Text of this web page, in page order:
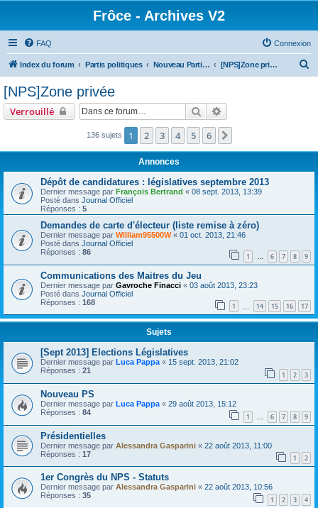
Frôce - Archives V2
FAQ Connexion
Index du forum Partis politiques Nouveau Parti Socialiste [NPS]Zone privée
r
[NPS]Zone privée
Verrouillé Rechercher
136 sujets 1 2 3 4 5 6
Annonces
Dépôt de candidatures : législatives septembre 2013
Dernier message par François Bertrand « 08 sept. 2013, 13:39
Posté dans Journal Officiel
Réponses : 5
Demandes de carte d'électeur (liste remise à zéro)
Dernier message par William95500W« 01 oct. 2013, 21:46
Posté dans Journal Officiel
Réponses : 86 1 … 6 7 8 9
Communications des Maitres du Jeu
Dernier message par Gavroche Finacci « 03 août 2013, 23:23
Posté dans Journal Officiel
Réponses : 168 1 14 15 16 17
Sujets
[Sept 2013] Elections Législatives
Dernier message par Luca Pappa « 15 sept. 2013, 21:02
Réponses : 21 1 2 3
Nouveau PS
Dernier message par Luca Pappa « 29 août 2013, 15:12
Réponses : 84 1 … 6 7 8 9
Présidentielles
Dernier message par Alessandra Gasparini « 22 août 2013, 11:00
Réponses : 17 1 2
1er Congrès du NPS - Statuts
Dernier message par Alessandra Gasparini « 22 août 2013, 10:56
Réponses : 35 1 2 3 4